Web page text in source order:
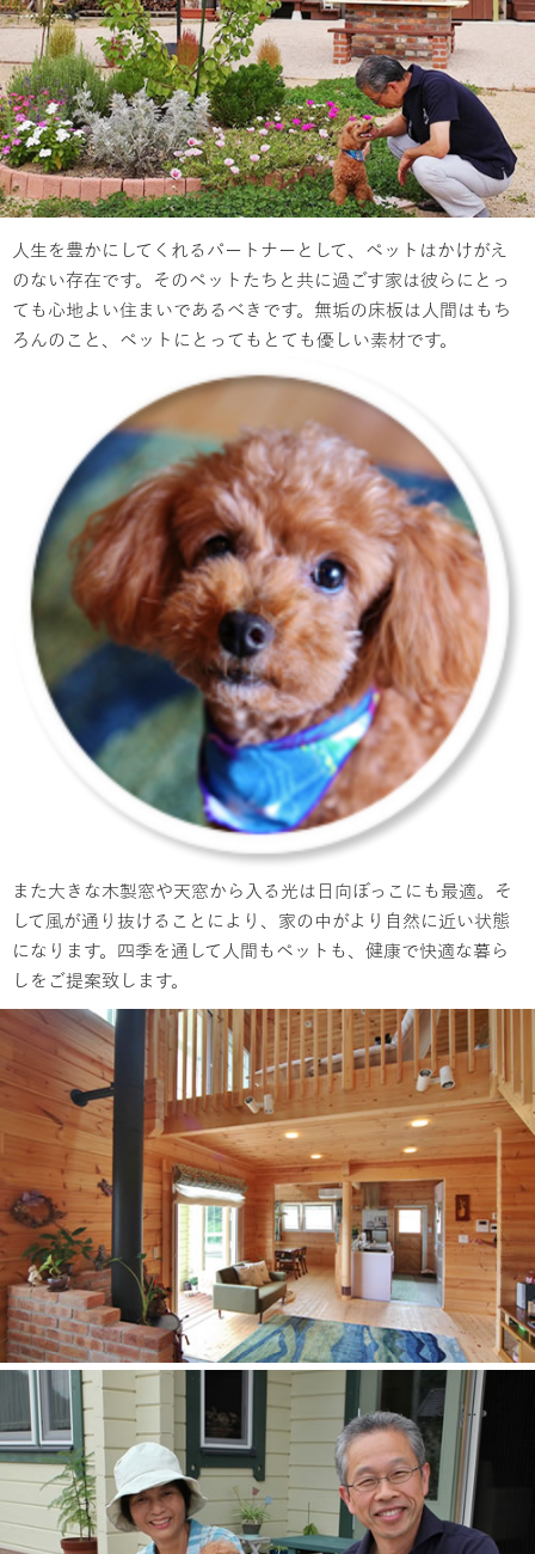
人生を豊かにしてくれるパートナーとして、ペットはかけがえ
のない存在です。そのペットたちと共に過ごす家は彼らにとっ
ても心地よい住まいであるべきです。無垢の床板は人間はもち
ろんのこと、ペットにとってもとても優しい素材です。
また大きな木製窓や天窓から入る光は日向ぼっこにも最適。そ
して風が通り抜けることにより、家の中がより自然に近い状態
になります。四季を通して人間もペットも、健康で快適な暮ら
しをご提案致します。